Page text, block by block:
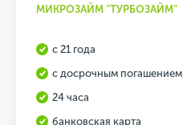
МИКРОЗАЙМ "ТУРБОЗАЙМ"
с 21 года
с досрочным погашением
24 часа
банковская карта